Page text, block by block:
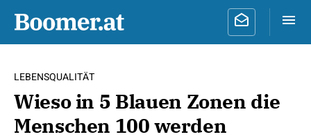
LEBENSQUALITÄT
Wieso in 5 Blauen Zonen die
Menschen 100 werden